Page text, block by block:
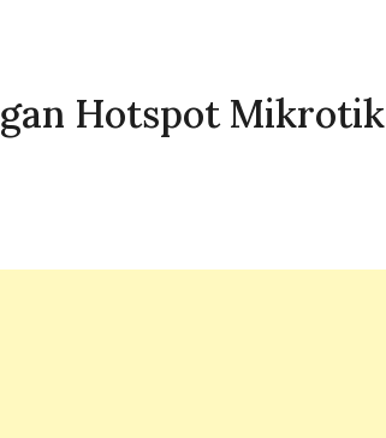
Hotspot Mikrotik